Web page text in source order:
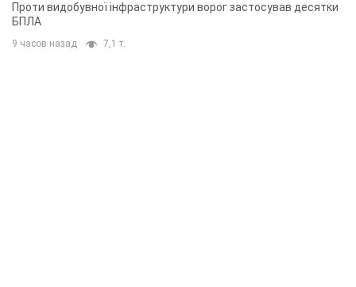
Проти видобувної інфраструктури ворог застосував десятки
БПЛА
9 часов назад 7,1 т.